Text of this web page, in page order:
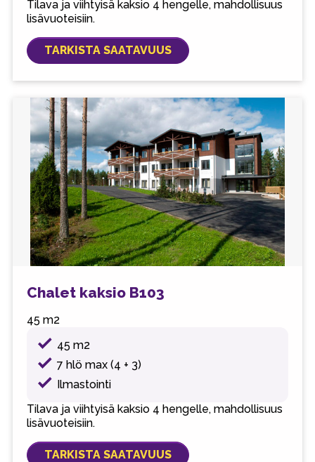
Tilava ja viihtyisä kaksio 4 hengelle, mahdollisuus
lisävuoteisiin.
TARKISTA SAATAVUUS
Chalet kaksio B103
45 m2
45 m2
7 hlö max (4 + 3)
Ilmastointi
Tilava ja viihtyisä kaksio 4 hengelle, mahdollisuus
lisävuoteisiin.
TARKISTA SAATAVUUS